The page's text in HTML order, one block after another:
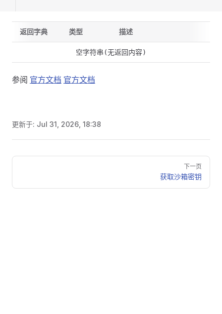
返回字典 类型 描述
空字符串(无返回内容)
参阅 官方文档 官方文档
更新于: Jul 31, 2026, 18:38
Pager
下一页
获取沙箱密钥